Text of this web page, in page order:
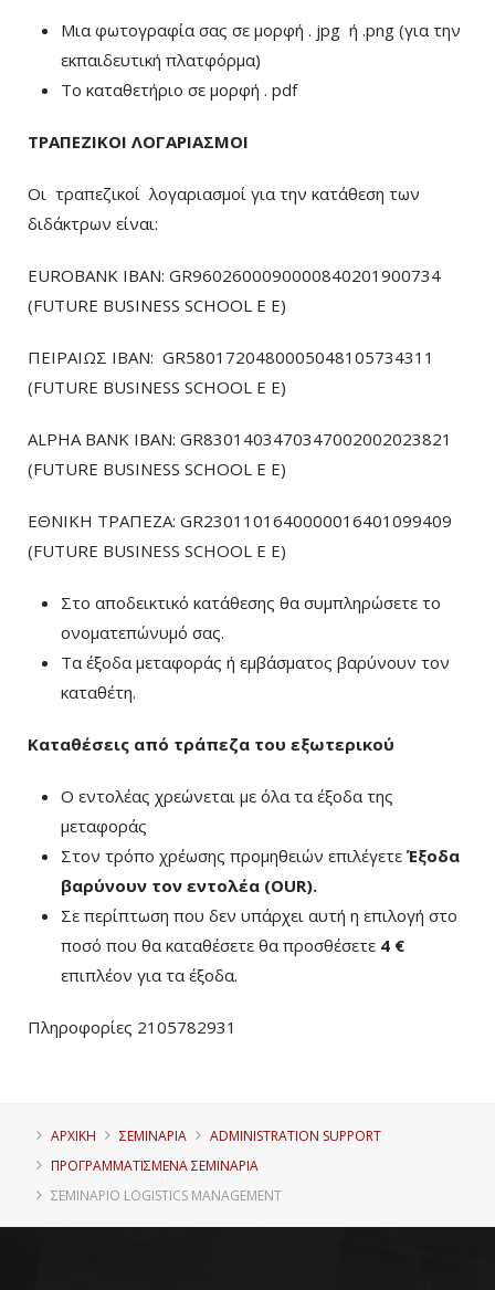
Μια φωτογραφία σας σε μορφή . jpg ή .png (για την
εκπαιδευτική πλατφόρμα)
To καταθετήριο σε μορφή . pdf
ΤΡΑΠΕΖΙΚΟΙ ΛΟΓΑΡΙΑΣΜΟΙ
Οι τραπεζικοί λογαριασμοί για την κατάθεση των
διδάκτρων είναι:
EUROBANK IBAN: GR9602600090000840201900734
(FUTURE BUSINESS SCHOOL E E)
ΠΕΙΡΑΙΩΣ ΙΒΑΝ: GR5801720480005048105734311
(FUTURE BUSINESS SCHOOL E E)
ALPHA BANK IBAN: GR8301403470347002002023821
(FUTURE BUSINESS SCHOOL E E)
ΕΘΝΙΚΗ ΤΡΑΠΕΖΑ: GR2301101640000016401099409
(FUTURE BUSINESS SCHOOL E E)
Στο αποδεικτικό κατάθεσης θα συμπληρώσετε το
ονοματεπώνυμό σας.
Τα έξοδα μεταφοράς ή εμβάσματος βαρύνουν τον
καταθέτη.
Καταθέσεις από τράπεζα του εξωτερικού
Ο εντολέας χρεώνεται με όλα τα έξοδα της
μεταφοράς
Στον τρόπο χρέωσης προμηθειών επιλέγετε Έξοδα
βαρύνουν τον εντολέα (ΟUR).
Σε περίπτωση που δεν υπάρχει αυτή η επιλογή στο
ποσό που θα καταθέσετε θα προσθέσετε 4 €
επιπλέον για τα έξοδα.
Πληροφορίες 2105782931
ΑΡΧΙΚΗ ΣΕΜΙΝΑΡΙΑ
ADMINISTRATION SUPPORT
ΠΡΟΓΡΑΜΜΑΤΙΣΜΈΝΑ ΣΕΜΙΝΆΡΙΑ
ΣΕΜΙΝΆΡΙΟ LOGISTICS MANAGEMENT